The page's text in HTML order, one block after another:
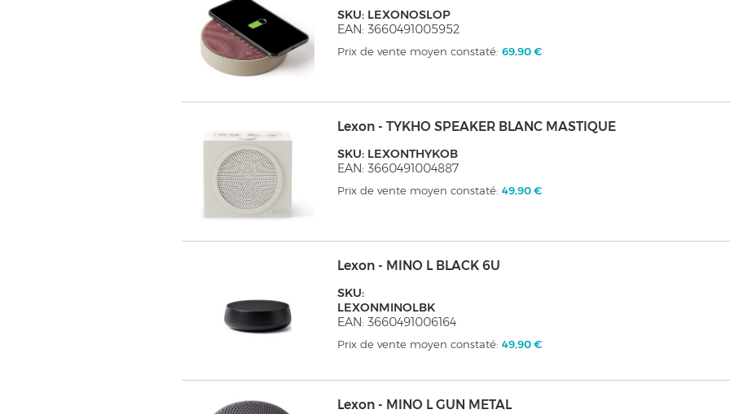
SKU: LEXONOSLOP
EAN: 3660491005952
Prix de vente moyen constaté:69,90 €
Lexon - TYKHO SPEAKER BLANC MASTIQUE
SKU: LEXONTHYKOB
EAN: 3660491004887
Prix de vente moyen constaté:49,90 €
Lexon - MINO L BLACK 6U
SKU:
LEXONMINOLBK
EAN: 3660491006164
Prix de vente moyen constaté:49,90 €
Lexon - MINO L GUN METAL